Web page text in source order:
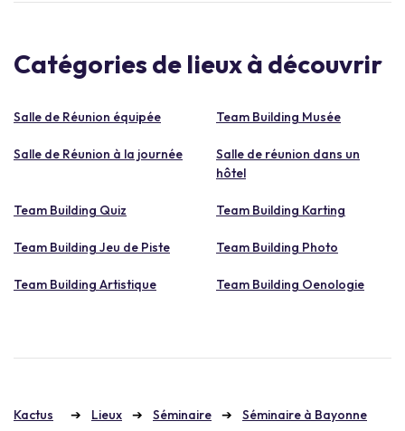
Catégories de lieux à découvrir
Salle de Réunion équipée Team Building Musée
Salle de Réunion à la journée
Salle de réunion dans un
hôtel
Team Building Quiz Team Building Karting
Team Building Jeu de Piste Team Building Photo
Team Building Artistique Team Building Oenologie
Kactus Lieux Séminaire
Séminaire à Bayonne